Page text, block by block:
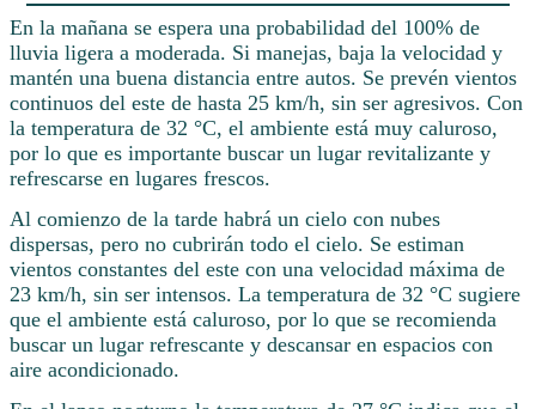
En la mañana se espera una probabilidad del 100% de
lluvia ligera a moderada. Si manejas, baja la velocidad y
mantén una buena distancia entre autos. Se prevén vientos
continuos del este de hasta 25 km/h, sin ser agresivos. Con
la temperatura de 32 °C, el ambiente está muy caluroso,
por lo que es importante buscar un lugar revitalizante y
refrescarse en lugares frescos.
Al comienzo de la tarde habrá un cielo con nubes
dispersas, pero no cubrirán todo el cielo. Se estiman
vientos constantes del este con una velocidad máxima de
23 km/h, sin ser intensos. La temperatura de 32 °C sugiere
que el ambiente está caluroso, por lo que se recomienda
buscar un lugar refrescante y descansar en espacios con
aire acondicionado.